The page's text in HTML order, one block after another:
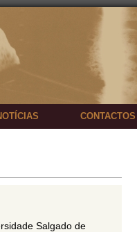
CONTACTOS
Salgado de